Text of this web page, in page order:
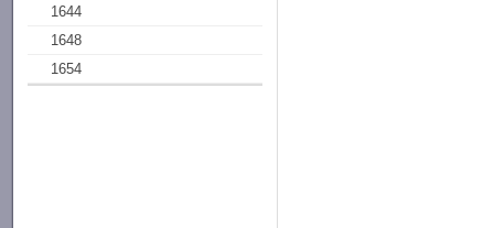
1644
1648
1654